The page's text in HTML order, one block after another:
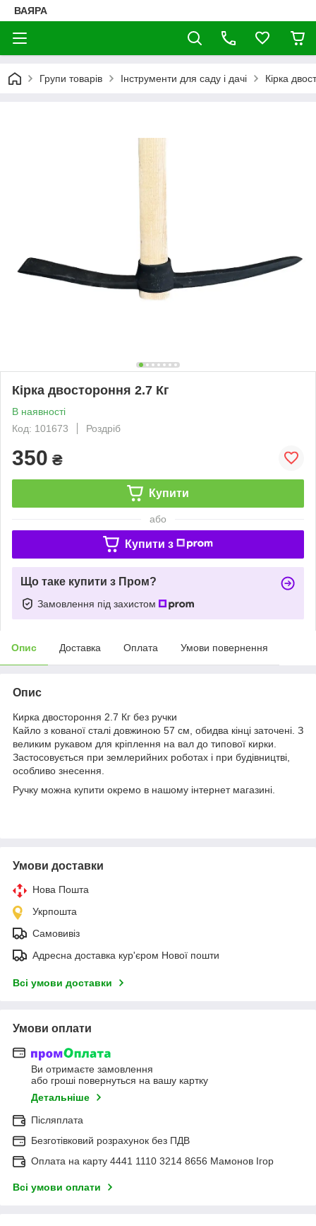
ВАЯРА
Групи товарів Інструменти для саду і дачі Кірка
Кірка двостороння 2.7 Кг
В наявності
Код: 101673
Роздріб
350 ₴
Купити
або
Купити з
Що таке купити з Пром?
Замовлення під захистом
Опис Доставка Оплата Умови повернення
Опис
Кирка двостороння 2.7 Кг без ручки
Кайло з кованої сталі довжиною 57 см, обидва кінці заточені. З
великим рукавом для кріплення на вал до типової кирки.
Застосовується при землерийних роботах і при будівництві,
особливо знесення.
Ручку можна купити окремо в нашому інтернет магазині.
Умови доставки
Нова Пошта
Укрпошта
Самовивіз
Адресна доставка кур'єром Нової пошти
Всі умови доставки
Умови оплати
Ви отримаєте замовлення
або гроші повернуться на вашу картку
Детальніше
Післяплата
Безготівковий розрахунок без ПДВ
Оплата на карту 4441 1110 3214 8656 Мамонов Ігор
Всі умови оплати